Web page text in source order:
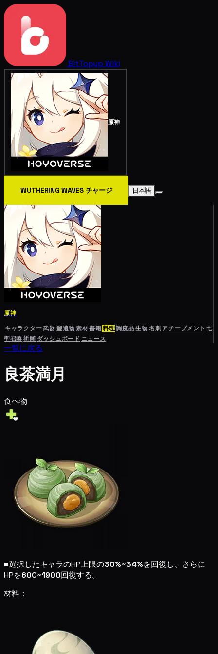
BitTopup Wiki
原神
WUTHERING WAVES チャージ 日本語
原神
キャラクター武器聖遺物素材書籍料理調度品生物名刺 アチーブメント 七
聖召喚祈願 ダッシュボード ニュース
一覧に戻る
良茶満月
食べ物
■選択したキャラのHP上限の30%~34%を回復し、さらに
HPを600~1900回復する。
材料：